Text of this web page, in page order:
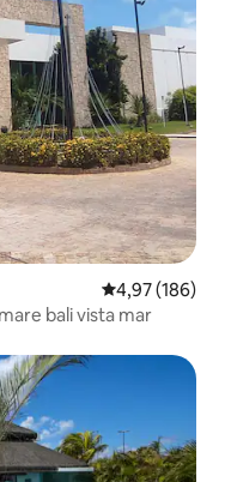
Gemiddelde
4,97 (186)
bali vista mar